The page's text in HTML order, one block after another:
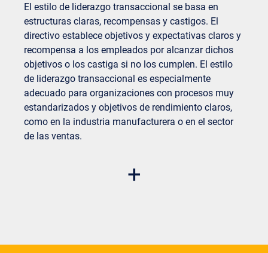
Altas exigencias al directivo: este estilo de
liderazgo requiere una gran inteligencia
emocional y capacidad de comunicación.
Posible sobrecarga:las altas expectativas y
exigencias pueden sobrecargar a los
empleados.
El estilo de liderazgo transaccional se basa en
estructuras claras, recompensas y castigos. El
directivo establece objetivos y expectativas claros y
recompensa a los empleados por alcanzar dichos
objetivos o los castiga si no los cumplen. El estilo
de liderazgo transaccional es especialmente
adecuado para organizaciones con procesos muy
estandarizados y objetivos de rendimiento claros,
como en la industria manufacturera o en el sector
de las ventas.
Claridad y coherencia:
+